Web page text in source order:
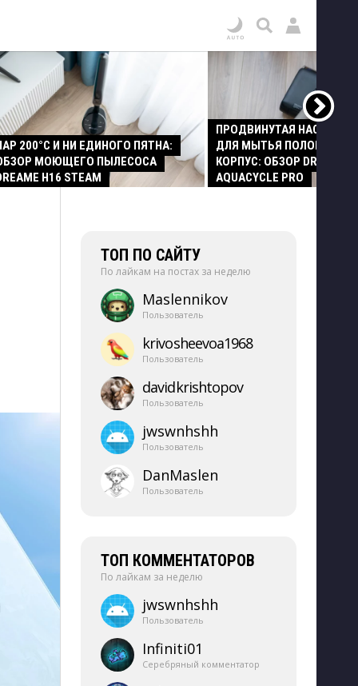
200°C И НИ ЕДИНОГО ПЯТНА:
МОЮЩЕГО ПЫЛЕСОСА
H16 STEAM
ПРОДВИНУТАЯ НАСАДКА
ДЛЯ МЫТЬЯ ПОЛОВ И
КОРПУС: ОБЗОР DREAME
AQUACYCLE PRO
ТОП ПО САЙТУ
По лайкам на постах за неделю
Maslennikov
Пользователь
krivosheevoa1968
Пользователь
davidkrishtopov
Пользователь
jwswnhshh
Пользователь
DanMaslen
Пользователь
ТОП КОММЕНТАТОРОВ
По лайкам за неделю
jwswnhshh
Пользователь
Infiniti01
Серебряный комментатор